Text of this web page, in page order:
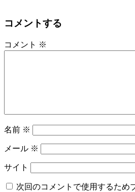
コメントする
コメント ※
名前 ※
メール ※
サイト
次回のコメントで使用するため